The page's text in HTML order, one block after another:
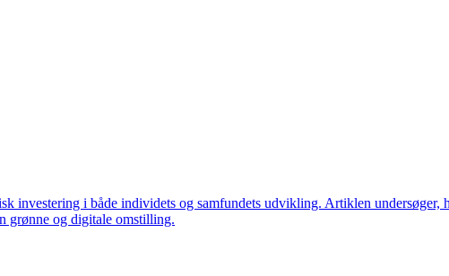
investering i både individets og samfundets udvikling. Artiklen
grønne og digitale omstilling.